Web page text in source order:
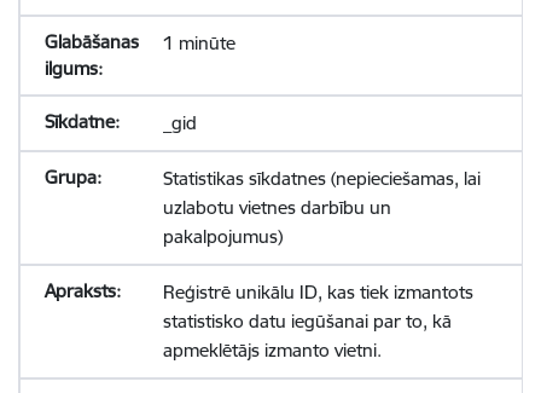
1 minūte
_gid
Statistikas sīkdatnes (nepieciešamas, lai
uzlabotu vietnes darbību un
pakalpojumus)
Reģistrē unikālu ID, kas tiek izmantots
statistisko datu iegūšanai par to, kā
apmeklētājs izmanto vietni.